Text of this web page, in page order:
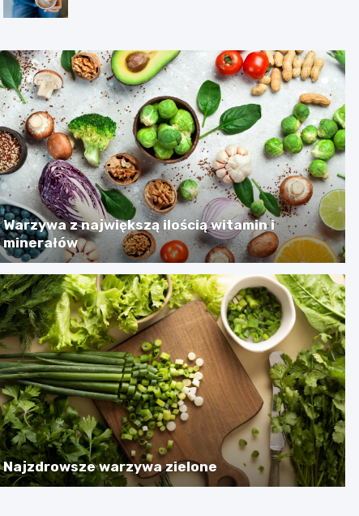
Warzywa z największą ilością witamin i
minerałów
Najzdrowsze warzywa zielone